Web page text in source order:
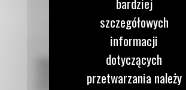
WYRAŻAM ZGODĘ NA PRZETWARZANIE DANYCH
W CELU REALIZACJI ZGŁOSZENIA *
szczegółowych
informacji
dotyczących
przetwarzania należy